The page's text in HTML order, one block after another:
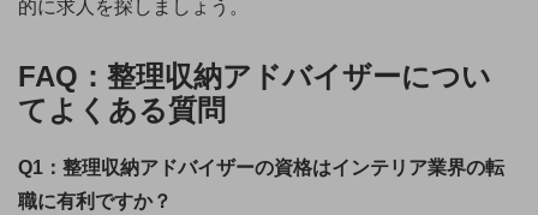
的に求人を探しましょう。
FAQ：整理収納アドバイザーについ
てよくある質問
Q1：整理収納アドバイザーの資格はインテリア業界の転
職に有利ですか？